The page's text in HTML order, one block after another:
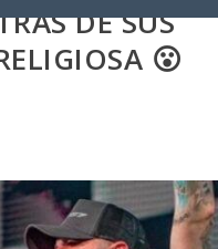
DE SUS
😮